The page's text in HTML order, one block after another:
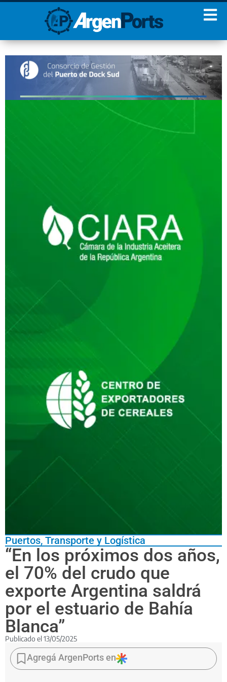
Puertos, Transporte y Logística
“En los próximos dos años,
el 70% del crudo que
exporte Argentina saldrá
por el estuario de Bahía
Blanca”
Publicado el 13/05/2025
Santiago
Figueras,
responsable
Agregá ArgenPorts en
¡Sumate a nuestro
Newsletter!
Apellidos